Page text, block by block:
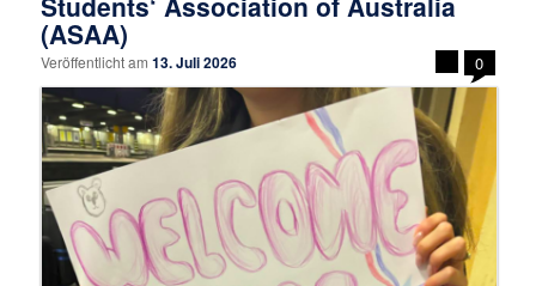
(ASAA)
Veröffentlicht am13. Juli 2026 0